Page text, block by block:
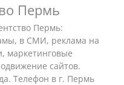
Пермь
Пермь:
в СМИ, реклама на
маркетинговые
сайтов.
Телефон в г. Пермь